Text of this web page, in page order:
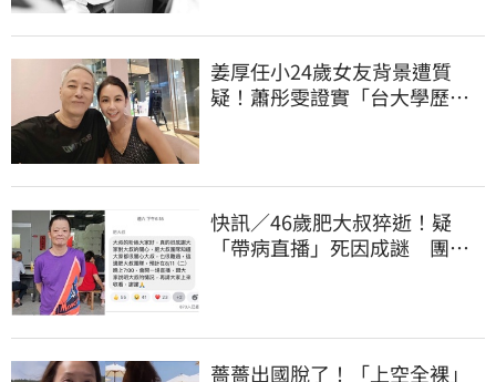
姜厚任小24歲女友背景遭質
疑！蕭彤雯證實「台大學歷是
快訊／46歲肥大叔猝逝！疑
「帶病直播」死因成謎 團隊
薔薔出國脫了！「上空全裸」